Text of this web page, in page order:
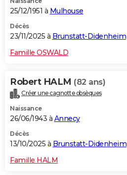
25/12/1951 à Mulhouse
Décès
23/11/2025 à Brunstatt-Didenheim
Famille OSWALD
Robert HALM (82 ans)
Créer une cagnotte obsèques
Naissance
26/06/1943 à Annecy
Décès
13/10/2025 à Brunstatt-Didenheim
Famille HALM